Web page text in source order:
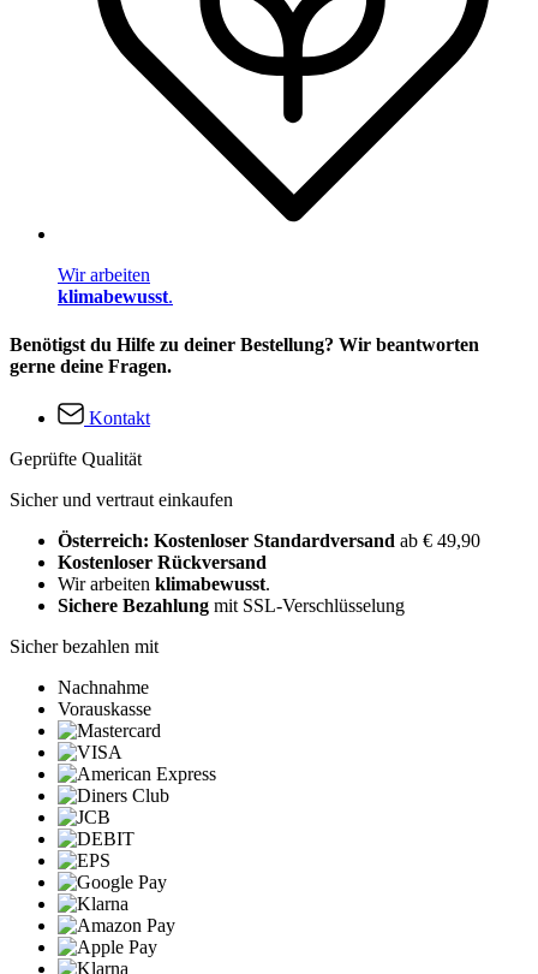
Wir arbeiten
klimabewusst.
Benötigst du Hilfe zu deiner Bestellung? Wir beantworten
gerne deine Fragen.
Kontakt
Geprüfte Qualität
Sicher und vertraut einkaufen
Österreich: Kostenloser Standardversand ab € 49,90
Kostenloser Rückversand
Wir arbeiten klimabewusst.
Sichere Bezahlung mit SSL-Verschlüsselung
Sicher bezahlen mit
Nachnahme
Vorauskasse